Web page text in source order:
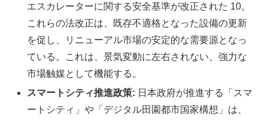
エスカレーターに関する安全基準が改正された 10。
これらの法改正は、既存不適格となった設備の更新
を促し、リニューアル市場の安定的な需要源となっ
ている。これは、景気変動に左右されない、強力な
市場触媒として機能する。
スマートシティ推進政策: 日本政府が推進する「スマ
ートシティ」や「デジタル田園都市国家構想」は、